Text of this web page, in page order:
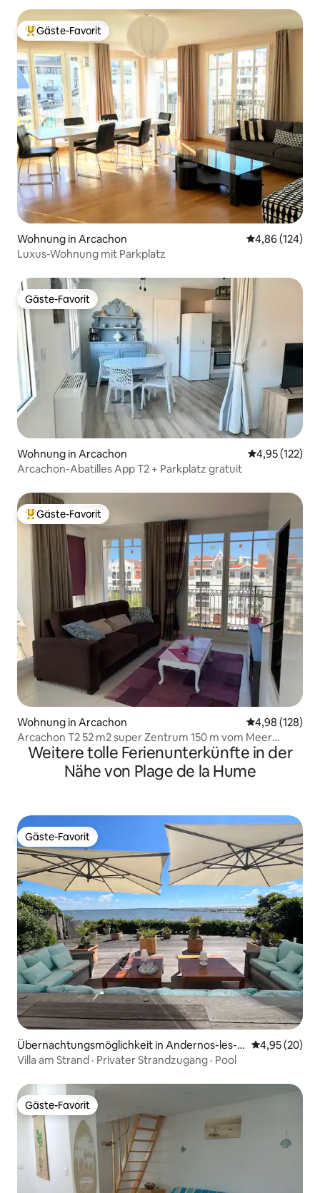
Beliebter Gäste-Favorit.
Gäste-Favorit
Wohnung in Arcachon
4,86 (124)
Luxus-Wohnung mit Parkplatz
Gäste-Favorit
Gäste-Favorit
Wohnung in Arcachon
4,95 (122)
Arcachon-Abatilles App T2 + Parkplatz gratuit
Beliebter Gäste-Favorit.
Gäste-Favorit
Wohnung in Arcachon
4,98 (128)
Arcachon T2 52 m2 super Zentrum 150 m vom Meer
entfernt
Weitere tolle Ferienunterkünfte in der
Nähe von Plage de la Hume
Gäste-Favorit
Gäste-Favorit
Übernachtungsmöglichkeit in Andernos-les-B
ains
4,95 (20)
Villa am Strand · Privater Strandzugang · Pool
Gäste-Favorit
Gäste-Favorit